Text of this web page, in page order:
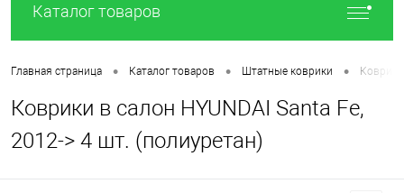
Каталог товаров
Главная страница • Каталог товаров • Штатные коврики •
Коврики в салон HYUNDAI Santa Fe,
2012-> 4 шт. (полиуретан)